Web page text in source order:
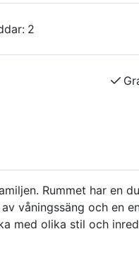
2
Rummet har en
våningssäng och en
med olika stil och